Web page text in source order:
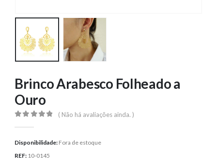
Brinco Arabesco Folheado a
Ouro
( Não há avaliações ainda. )
Disponibilidade: Fora de estoque
REF: 10-0145